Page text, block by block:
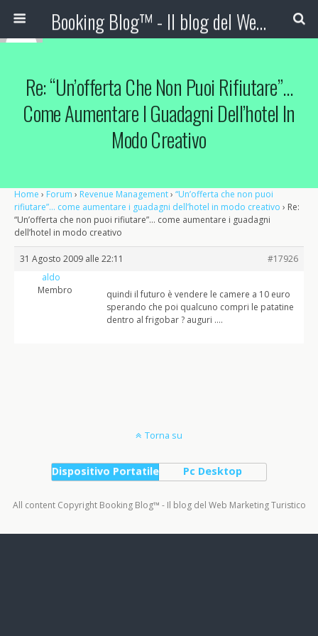
Booking Blog™ - Il blog del Web Marketing Turistico
Re: “Un’offerta Che Non Puoi Rifiutare”…
Come Aumentare I Guadagni Dell’hotel In
Modo Creativo
Home › Forum › Revenue Management› “Un’offerta che non puoi
rifiutare”… come aumentare i guadagni dell’hotel in modo creativo › Re:
“Un’offerta che non puoi rifiutare”… come aumentare i guadagni
dell’hotel in modo creativo
31 Agosto 2009 alle 22:11
#17926
aldo
Membro
quindi il futuro è vendere le camere a 10 euro
sperando che poi qualcuno compri le patatine
dentro al frigobar ? auguri ….
Torna su
Dispositivo Portatile Pc Desktop
All content Copyright Booking Blog™ - Il blog del Web Marketing Turistico